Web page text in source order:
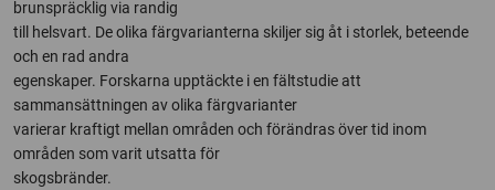
brunspräcklig via randig
till helsvart. De olika färgvarianterna skiljer sig åt i storlek, beteende
och en rad andra
egenskaper. Forskarna upptäckte i en fältstudie att
sammansättningen av olika färgvarianter
varierar kraftigt mellan områden och förändras över tid inom
områden som varit utsatta för
skogsbränder.